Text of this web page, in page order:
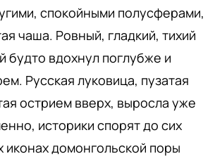
спокойными полусферами,
чаша. Ровный, гладкий, тихий
будто вдохнул поглубже и
Русская луковица, пузатая
острием вверх, выросла уже
историки спорят до сих
иконах домонгольской поры